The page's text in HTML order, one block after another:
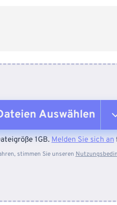
Auswählen
Vom Gerät
1GB. Melden Sie sich an
stimmen Sie unseren